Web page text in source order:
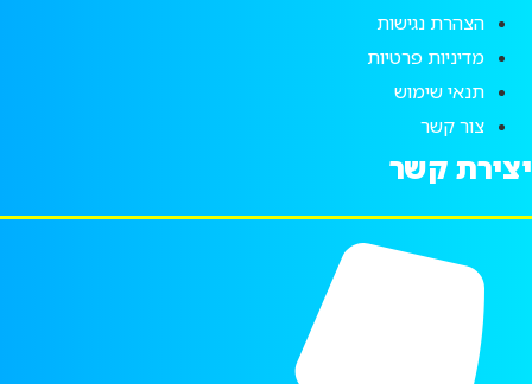
הצהרת נגישות
מדיניות פרטיות
תנאי שימוש
צור קשר
יצירת קשר